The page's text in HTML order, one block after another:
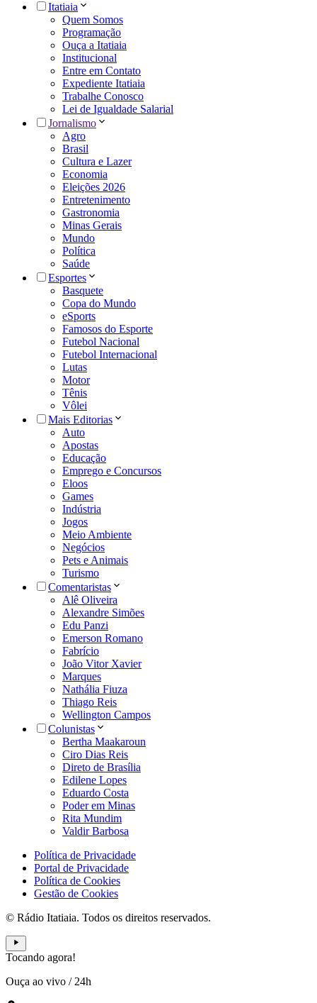
Itatiaia
Quem Somos
Programação
Ouça a Itatiaia
Institucional
Entre em Contato
Expediente Itatiaia
Trabalhe Conosco
Lei de Igualdade Salarial
Jornalismo
Agro
Brasil
Cultura e Lazer
Economia
Eleições 2026
Entretenimento
Gastronomia
Minas Gerais
Mundo
Política
Saúde
Esportes
Basquete
Copa do Mundo
eSports
Famosos do Esporte
Futebol Nacional
Futebol Internacional
Lutas
Motor
Tênis
Vôlei
Mais Editorias
Auto
Apostas
Educação
Emprego e Concursos
Eloos
Games
Indústria
Jogos
Meio Ambiente
Negócios
Pets e Animais
Turismo
Comentaristas
Alê Oliveira
Alexandre Simões
Edu Panzi
Emerson Romano
Fabrício
João Vitor Xavier
Marques
Nathália Fiuza
Thiago Reis
Wellington Campos
Colunistas
Bertha Maakaroun
Ciro Dias Reis
Direto de Brasília
Edilene Lopes
Eduardo Costa
Poder em Minas
Rita Mundim
Valdir Barbosa
Política de Privacidade
Portal de Privacidade
Política de Cookies
Gestão de Cookies
© Rádio Itatiaia. Todos os direitos reservados.
Tocando agora!
Ouça ao vivo / 24h